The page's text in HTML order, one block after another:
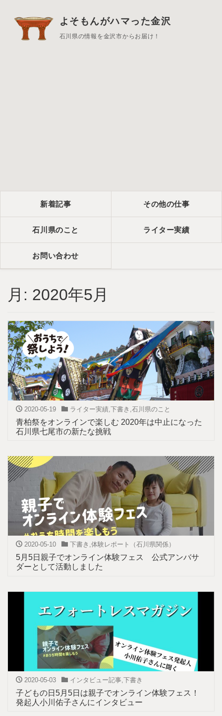
よそもんがハマった金沢
石川県の情報を金沢市からお届け！
新着記事 その他の仕事
石川県のこと ライター実績
お問い合わせ
月: 2020年5月
2020-05-19 ライター実績,下書き ,石川県のこと
青柏祭をオンラインで楽しむ 2020年は中止になった
石川県七尾市の新たな挑戦
2020-05-10 下書き ,体験レポート（石川県関係）
5月5日親子でオンライン体験フェス 公式アンバサ
ダーとして活動しました
2020-05-03 インタビュー記事, 下書き
子どもの日5月5日は親子でオンライン体験フェス！
発起人小川佑子さんにインタビュー